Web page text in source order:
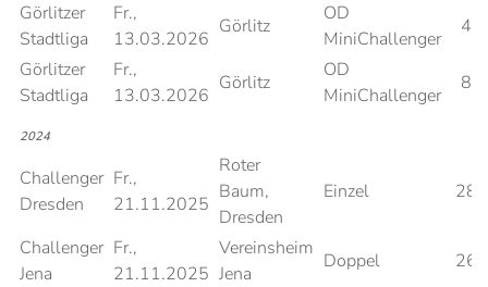
Görlitzer
Stadtliga
Fr.,
13.03.2026
Görlitz
OD
MiniChallenger
4
Görlitzer
Stadtliga
Fr.,
13.03.2026
Görlitz
OD
MiniChallenger
8
2024
Challenger
Dresden
Fr.,
21.11.2025
Roter
Baum,
Dresden
Einzel 28
Challenger
Jena
Fr.,
21.11.2025
Vereinsheim
Jena
Doppel
26